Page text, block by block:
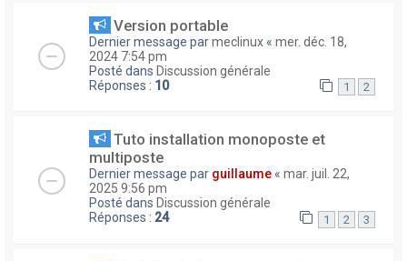
Version portable
Dernier message parmeclinux « mer. déc. 18,
2024 7:54 pm
Posté dans Discussion générale
Réponses : 10 1 2
Tuto installation monoposte et
multiposte
Dernier message par guillaume « mar. juil. 22,
2025 9:56 pm
Posté dans Discussion générale
Réponses : 24 1 2 3